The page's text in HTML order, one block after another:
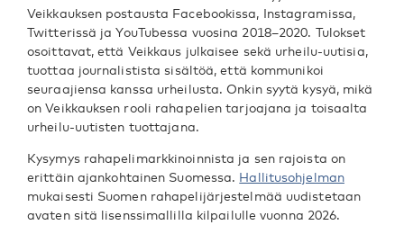
Veikkauksen postausta Facebookissa, Instagramissa,
Twitterissä ja YouTubessa vuosina 2018–2020. Tulokset
osoittavat, että Veikkaus julkaisee sekä urheilu-uutisia,
tuottaa journalistista sisältöä, että kommunikoi
seuraajiensa kanssa urheilusta. Onkin syytä kysyä, mikä
on Veikkauksen rooli rahapelien tarjoajana ja toisaalta
urheilu-uutisten tuottajana.
Kysymys rahapelimarkkinoinnista ja sen rajoista on
erittäin ajankohtainen Suomessa. Hallitusohjelman
mukaisesti Suomen rahapelijärjestelmää uudistetaan
avaten sitä lisenssimallilla kilpailulle vuonna 2026.